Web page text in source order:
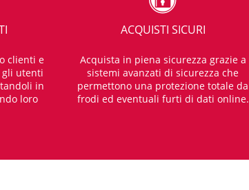
clienti e
gli utenti
in
loro
ACQUISTI SICURI
Acquista in piena sicurezza grazie a
sistemi avanzati di sicurezza che
permettono una protezione totale da
frodi ed eventuali furti di dati online.